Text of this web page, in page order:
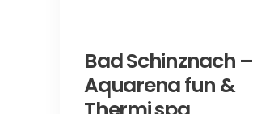
Bad Schinznach –
Aquarena fun &